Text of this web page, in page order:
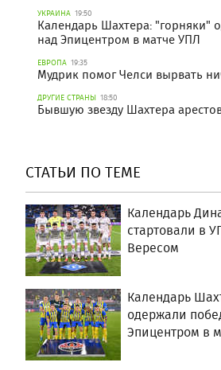
УКРАИНА 19:50
Календарь Шахтера: "горняки"
над Эпицентром в матче УПЛ
ЕВРОПА 19:35
Мудрик помог Челси вырвать
ДРУГИЕ СТРАНЫ 18:50
Бывшую звезду Шахтера
СТАТЬИ ПО ТЕМЕ
Календарь
стартовали в
Вересом
Календарь
одержали
Эпицентром в